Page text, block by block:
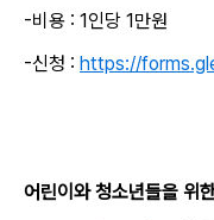
-비용 : 1인당 1만원
-신청 : https://
어린이와 청소년들을 위